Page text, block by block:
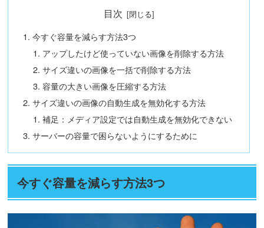
目次
今すぐ容量を減らす方法3つ
アップしたけど使っていない画像を削除する方法
サイズ違いの画像を一括で削除する方法
容量の大きい画像を圧縮する方法
サイズ違いの画像の自動生成を無効化する方法
補足：メディア設定では自動生成を無効化できない
サーバーの容量で困らないようにするために
今すぐ容量を減らす方法3つ